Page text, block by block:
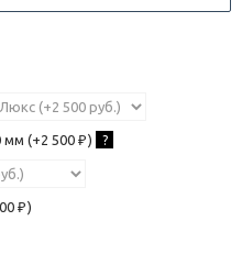
мм (+2 500 ₽ ) ?
₽ )